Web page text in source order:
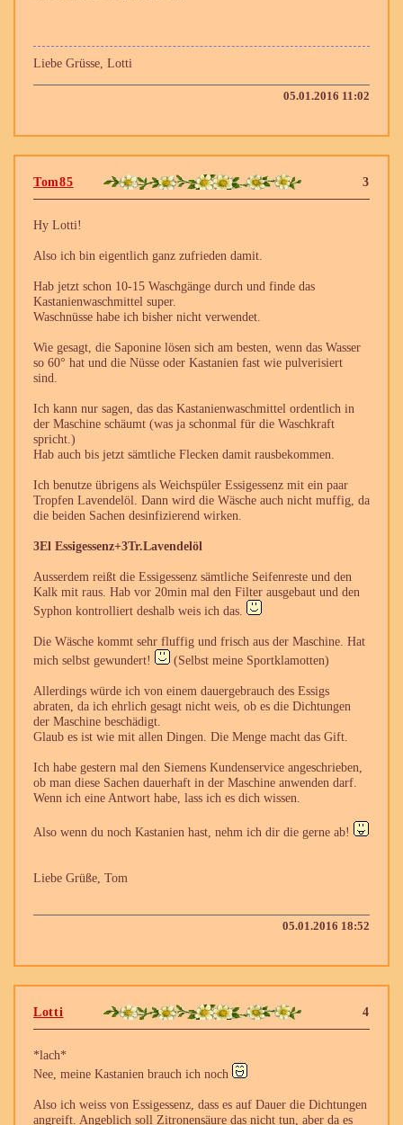
Liebe Grüsse, Lotti
05.01.2016 11:02
3
Tom85
Hy Lotti!
Also ich bin eigentlich ganz zufrieden damit.
Hab jetzt schon 10-15 Waschgänge durch und finde das
Kastanienwaschmittel super.
Waschnüsse habe ich bisher nicht verwendet.
Wie gesagt, die Saponine lösen sich am besten, wenn das Wasser
so 60° hat und die Nüsse oder Kastanien fast wie pulverisiert
sind.
Ich kann nur sagen, das das Kastanienwaschmittel ordentlich in
der Maschine schäumt (was ja schonmal für die Waschkraft
spricht.)
Hab auch bis jetzt sämtliche Flecken damit rausbekommen.
Ich benutze übrigens als Weichspüler Essigessenz mit ein paar
Tropfen Lavendelöl. Dann wird die Wäsche auch nicht muffig, da
die beiden Sachen desinfizierend wirken.
3El Essigessenz+3Tr.Lavendelöl
Ausserdem reißt die Essigessenz sämtliche Seifenreste und den
Kalk mit raus. Hab vor 20min mal den Filter ausgebaut und den
Syphon kontrolliert deshalb weis ich das.
Die Wäsche kommt sehr fluffig und frisch aus der Maschine. Hat
mich selbst gewundert!
(Selbst meine Sportklamotten)
Allerdings würde ich von einem dauergebrauch des Essigs
abraten, da ich ehrlich gesagt nicht weis, ob es die Dichtungen
der Maschine beschädigt.
Glaub es ist wie mit allen Dingen. Die Menge macht das Gift.
Ich habe gestern mal den Siemens Kundenservice angeschrieben,
ob man diese Sachen dauerhaft in der Maschine anwenden darf.
Wenn ich eine Antwort habe, lass ich es dich wissen.
Also wenn du noch Kastanien hast, nehm ich dir die gerne ab!
Liebe Grüße, Tom
05.01.2016 18:52
4
Lotti
*lach*
Nee, meine Kastanien brauch ich noch
Also ich weiss von Essigessenz, dass es auf Dauer die Dichtungen
angreift. Angeblich soll Zitronensäure das nicht tun, aber da es